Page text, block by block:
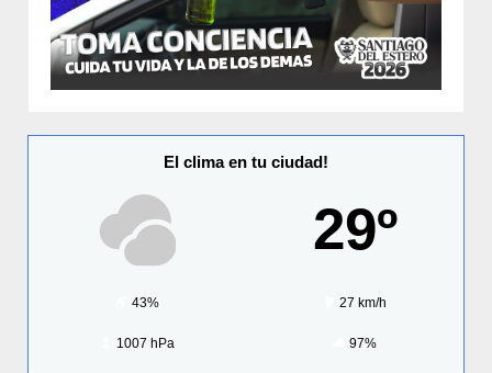
El clima en tu ciudad!
29º
43% 27 km/h
1007 hPa 97%